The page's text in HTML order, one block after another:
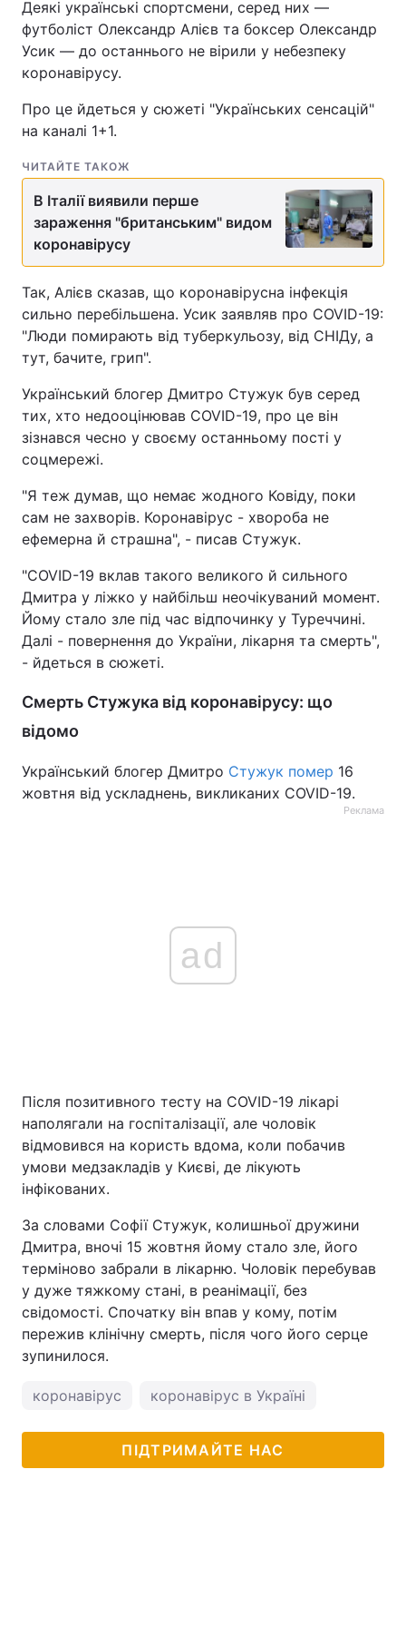
Лонгріди
Відео з Youtube
Інтерв'ю
Архів
Контакти
Послуги
Тема оформлення
Деякі українські спортсмени, серед них —
футболіст Олександр Алієв та боксер Олександр
Усик — до останнього не вірили у небезпеку
коронавірусу.
Про це йдеться у сюжеті "Українських сенсацій"
на каналі 1+1.
ЧИТАЙТЕ ТАКОЖ
В Італії виявили перше
зараження "британським" видом
коронавірусу
Так, Алієв сказав, що коронавірусна інфекція
сильно перебільшена. Усик заявляв про COVID-19:
"Люди помирають від туберкульозу, від СНІДу, а
тут, бачите, грип".
Український блогер Дмитро Стужук був серед
тих, хто недооцінював COVID-19, про це він
зізнався чесно у своєму останньому пості у
соцмережі.
"Я теж думав, що немає жодного Ковіду, поки
сам не захворів. Коронавірус - хвороба не
ефемерна й страшна", - писав Стужук.
"COVID-19 вклав такого великого й сильного
Дмитра у ліжко у найбільш неочікуваний момент.
Йому стало зле під час відпочинку у Туреччині.
Далі - повернення до України, лікарня та смерть",
- йдеться в сюжеті.
Смерть Стужука від коронавірусу: що
відомо
Український блогер Дмитро Стужук помер 16
жовтня від ускладнень, викликаних COVID-19.
Реклама
ad
Після позитивного тесту на COVID-19 лікарі
наполягали на госпіталізації, але чоловік
відмовився на користь вдома, коли побачив
умови медзакладів у Києві, де лікують
інфікованих.
За словами Софії Стужук, колишньої дружини
Дмитра, вночі 15 жовтня йому стало зле, його
терміново забрали в лікарню. Чоловік перебував
у дуже тяжкому стані, в реанімації, без
свідомості. Спочатку він впав у кому, потім
пережив клінічну смерть, після чого його серце
зупинилося.
коронавірус коронавірус в Україні
ПІДТРИМАЙТЕ НАС